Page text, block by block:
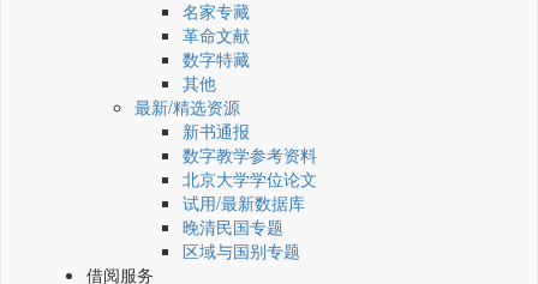
名家专藏
革命文献
数字特藏
其他
最新/精选资源
新书通报
数字教学参考资料
北京大学学位论文
试用/最新数据库
晚清民国专题
区域与国别专题
借阅服务